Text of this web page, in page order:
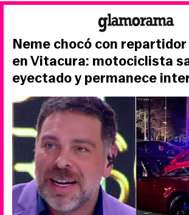
Neme chocó con
en Vitacura: motociclista
eyectado y permanece